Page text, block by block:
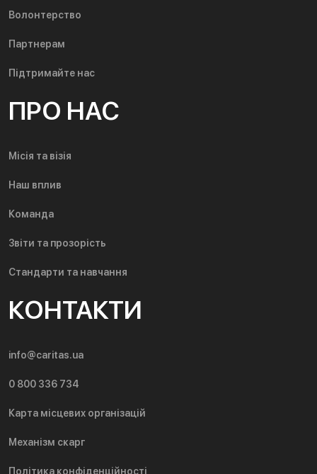
Волонтерство
Партнерам
Підтримайте нас
ПРО НАС
Місія та візія
Наш вплив
Команда
Звіти та прозорість
Стандарти та навчання
КОНТАКТИ
info@caritas.ua
0 800 336 734
Карта місцевих організацій
Механізм скарг
Політика конфіденційності